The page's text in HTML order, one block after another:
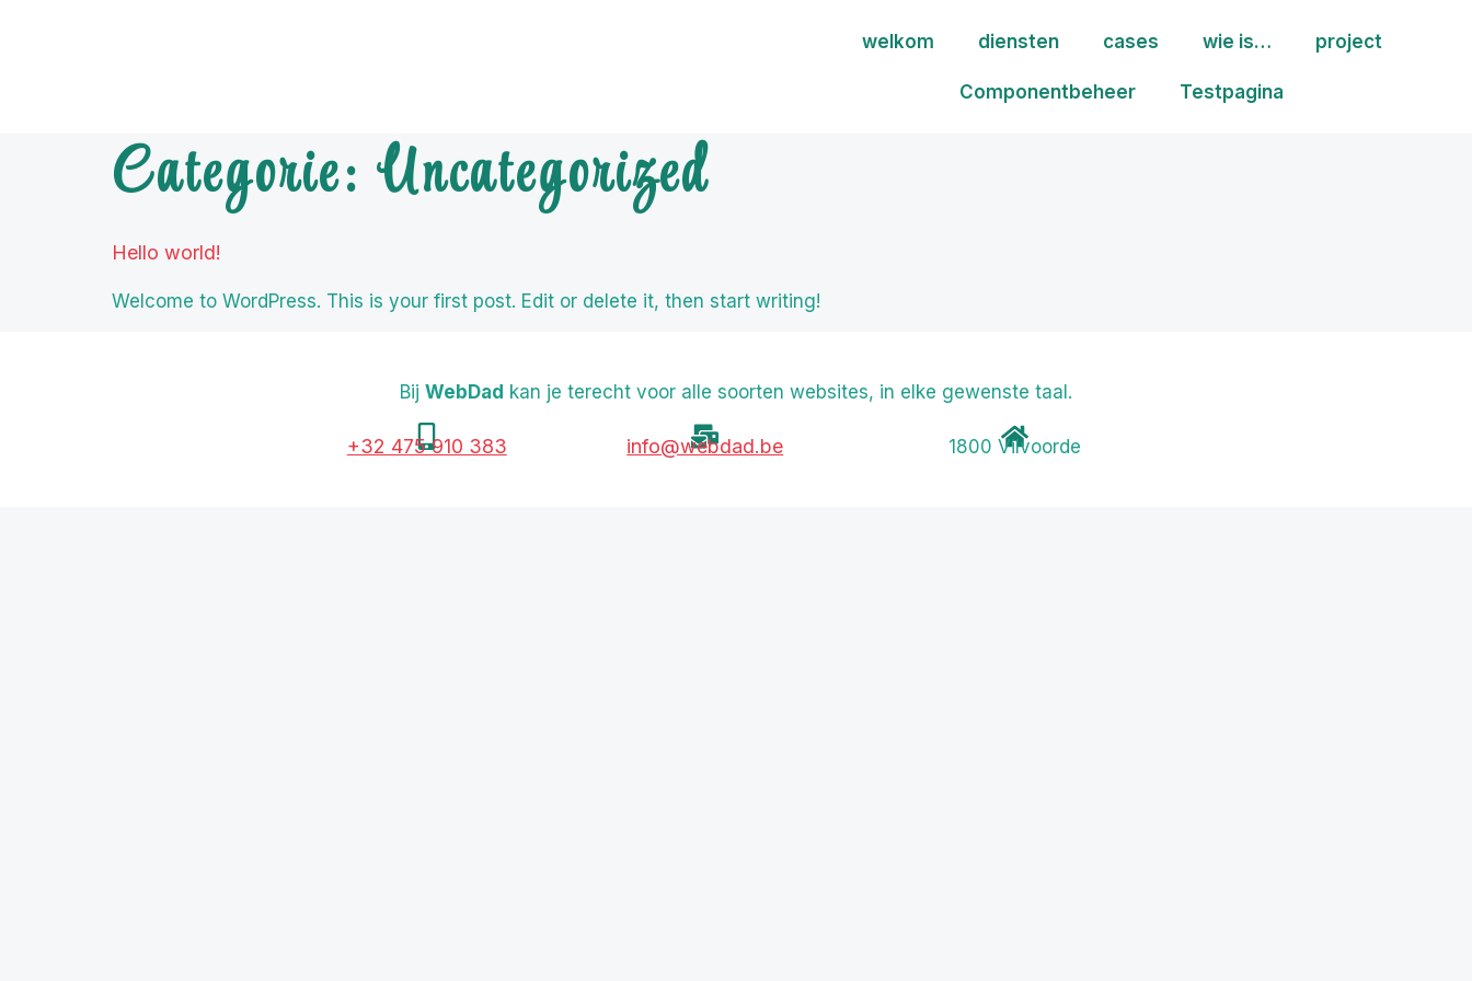
welkom diensten cases wie is… project
Componentbeheer Testpagina
Categorie: Uncategorized
Hello world!
Welcome to WordPress. This is your first post. Edit or delete it, then start writing!
Bij WebDad kan je terecht voor alle soorten websites, in elke gewenste taal.
+32 475 910 383 info@webdad.be 1800 Vilvoorde